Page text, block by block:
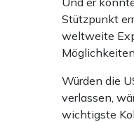
Stützpunkt
weltweite
Würden die
verlassen,
wichtigste